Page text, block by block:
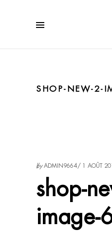
SHOP-NEW-2-
byADMIN9664 1 AOÛT
shop-
image-